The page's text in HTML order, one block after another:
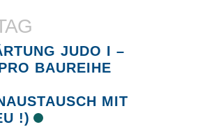
JUDO I –
BAUREIHE
MIT
!)